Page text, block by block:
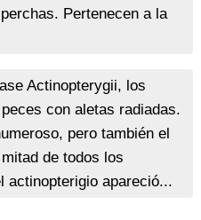
Pertenecen a la
Actinopterygii, los
con aletas radiadas.
pero también el
de todos los
actinopterigio apareció...